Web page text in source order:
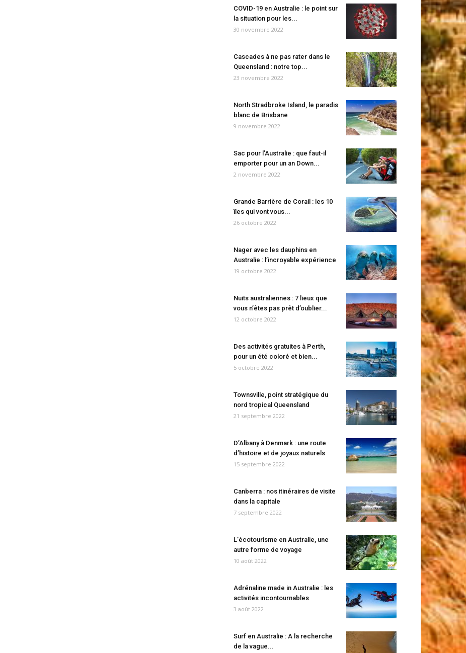
COVID-19 en Australie : le point sur
la situation pour les...
30 novembre 2022
Cascades à ne pas rater dans le
Queensland : notre top...
23 novembre 2022
North Stradbroke Island, le paradis
blanc de Brisbane
9 novembre 2022
Sac pour l’Australie : que faut-il
emporter pour un an Down...
2 novembre 2022
Grande Barrière de Corail : les 10
îles qui vont vous...
26 octobre 2022
Nager avec les dauphins en
Australie : l’incroyable expérience
19 octobre 2022
Nuits australiennes : 7 lieux que
vous n’êtes pas prêt d’oublier...
12 octobre 2022
Des activités gratuites à Perth,
pour un été coloré et bien...
5 octobre 2022
Townsville, point stratégique du
nord tropical Queensland
21 septembre 2022
D’Albany à Denmark : une route
d’histoire et de joyaux naturels
15 septembre 2022
Canberra : nos itinéraires de visite
dans la capitale
7 septembre 2022
L’écotourisme en Australie, une
autre forme de voyage
10 août 2022
Adrénaline made in Australie : les
activités incontournables
3 août 2022
Surf en Australie : A la recherche
de la vague...